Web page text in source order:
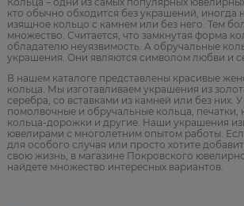
кто обычно обходится без украшений, иногда
изящное кольцо с камнем или без него. Тем
множество. Считается, что замкнутая форма
обладателю неуязвимость. А обручальные
украшения. Они являются символом любви и
В нашем каталоге представлены красивые
кольца. Мы изготавливаем украшения из
серебра, со вставками из камней или без них.
помолвочные и обручальные кольца, печатки,
кольца-дорожки и другие. Наши украшения
ювелирами с многолетним опытом работы.
для особого случая или просто хотите
свою жизнь, в магазине Покровского
найдете множество интересных вариантов.